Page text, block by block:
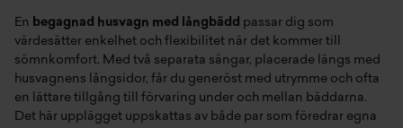
En begagnad husvagn med långbädd passar dig som
värdesätter enkelhet och flexibilitet när det kommer till
sömnkomfort. Med två separata sängar, placerade längs med
husvagnens långsidor, får du generöst med utrymme och ofta
en lättare tillgång till förvaring under och mellan bäddarna.
Det här upplägget uppskattas av både par som föredrar egna